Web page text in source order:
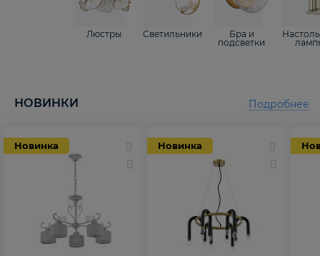
Люстры Светильники
Бра и
подсветки
НОВИНКИ
Новинка Новинка
Подробнее